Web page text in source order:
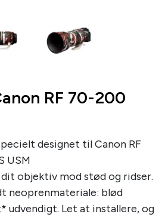
RF 70-200
designet til Canon RF
USM
objektiv mod stød og ridser.
neoprenmateriale: blød
udvendigt. Let at installere, og